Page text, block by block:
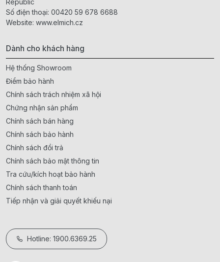
Republic
Số điện thoại: 00420 59 678 6688
Website: www.elmich.cz
Dành cho khách hàng
Hệ thống Showroom
Điểm bảo hành
Chính sách trách nhiệm xã hội
Chứng nhận sản phẩm
Chính sách bán hàng
Chính sách bảo hành
Chính sách đổi trả
Chính sách bảo mật thông tin
Tra cứu/kích hoạt bảo hành
Chính sách thanh toán
Tiếp nhận và giải quyết khiếu nại
Hotline: 1900.6369.25